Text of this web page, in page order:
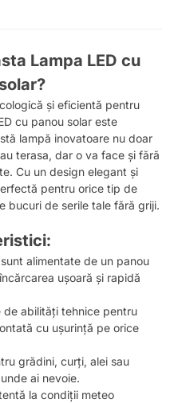
Lampa LED cu
și eficientă pentru
cu panou solar este
lampă inovatoare nu doar
terasa, dar o va face și fără
Cu un design elegant și
pentru orice tip de
bucuri de serile tale fără griji.
alimentate de un panou
ușoară și rapidă
de abilități tehnice pentru
cu ușurință pe orice
grădini, curți, alei sau
ai nevoie.
la condiții meteo